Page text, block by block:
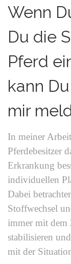
Wenn
Du die
Pferd
kann
mir
In meiner
Pferdebesitzer
Erkrankung
individuellen
Dabei
Stoffwechsel
immer mit dem
stabilisieren
mit der